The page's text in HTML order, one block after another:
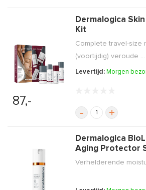
87,-
Dermalogica
Kit
Complete travel-size
(voortijdig) veroude ...
Levertijd: Morgen
- +
Dermalogica
Aging Protector
Verhelderende